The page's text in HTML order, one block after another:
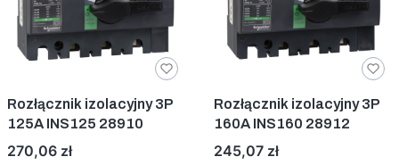
Rozłącznik izolacyjny 3P
125A INS125 28910
Cena
270,06 zł
Rozłącznik izolacyjny 3P
160A INS160 28912
Cena
245,07 zł